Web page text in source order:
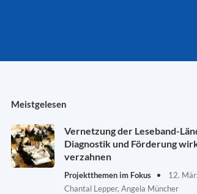
Meistgelesen
Vernetzung der Leseband-
Diagnostik und Förderung
verzahnen
Projektthemen im Fokus
12.
Chantal Lepper, Angela Müncher